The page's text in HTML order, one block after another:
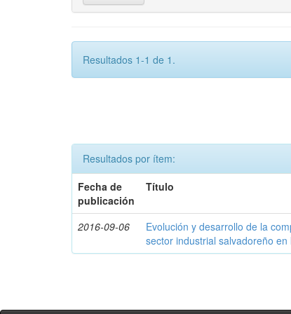
Resultados 1-1 de 1.
Resultados por ítem:
Fecha de
publicación
Título
2016-09-06
Evolución y desarrollo de la
sector industrial salvadoreño